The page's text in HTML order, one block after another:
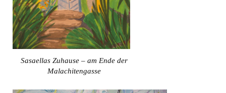
Sasaellas Zuhause – am Ende der
Malachitengasse